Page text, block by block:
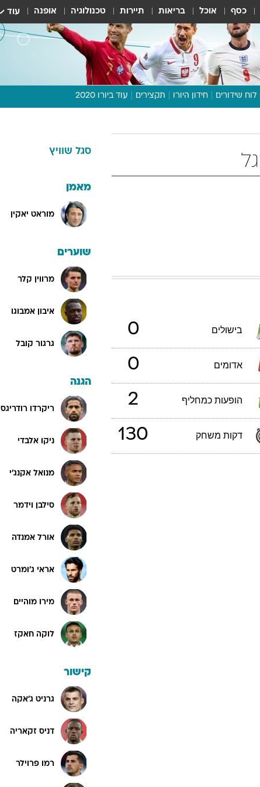
כסף אוכל בריאות תיירות טכנולוגיה אופנה עוד
לוח שידורים חידון היורו תקצירים עוד ביורו 2020
תכנית היורו
דעות ופרשנויות
בישולים 0
אדומים 0
הופעות כמחליף 2
דקות משחק 130
סגל שוויץ
מאמן
מוראט יאקין
שוערים
מרווין קלר
איבון אמבוגו
גרגור קובל
הגנה
ריקרדו רודריגס
ניקו אלבדי
מנואל אקנג'י
סילבן וידמר
אורל אמנדה
אראי ג'ומרט
מירו מוהיים
לוקה חאקז
קישור
גרניט ג'אקה
דניס זקאריה
רמו פרוילר